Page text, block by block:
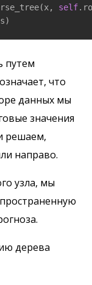
self
путем
что
данных мы
значения
решаем,
направо.
узла, мы
дерева